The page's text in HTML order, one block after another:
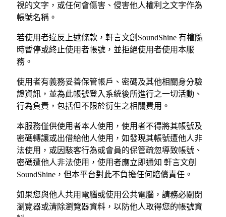
視的文字，或任何會傷害、侵害他人權利之文字作為
帳號名稱。
若使用者違反上述條款，軒言文創SoundShine 有權隨
時暫停或終止使用者帳號，並拒絕使用者使用本服
務。
使用者有義務妥善保管帳戶、密碼及其他相關身分驗
證資訊，並為此帳號登入系統後所進行之一切活動、
行為負責，包括但不限於衍生之相關費用。
本服務僅供使用者本人使用，使用者不得將其帳號及
密碼轉讓或出借給他人使用，如發現其帳號遭他人非
法使用，或因駭客行為或會員的保管疏忽導致帳號、
密碼遭他人非法使用，使用者應立即通知 軒言文創
SoundShine，但本平台對此不負擔任何賠償責任。
如果您與他人共用電腦或使用公共電腦，請務必關閉
瀏覽器或清除瀏覽器資料，以防他人取得您的帳號資